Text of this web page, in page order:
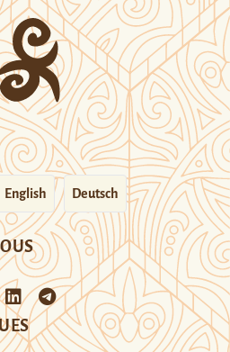
English Deutsch